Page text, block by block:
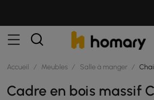
Accueil / Meubles / Salle à manger /
Cadre en bois massif